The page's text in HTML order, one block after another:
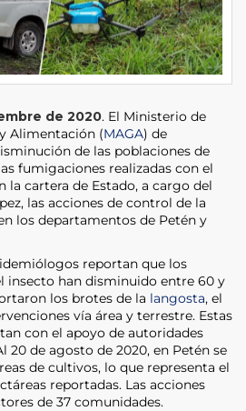
de 2020. El Ministerio de
Alimentación (MAGA) de
de las poblaciones de
fumigaciones realizadas con el
la cartera de Estado, a cargo del
las acciones de control de la
los departamentos de Petén y
reportan que los
insecto han disminuido entre 60 y
los brotes de la langosta, el
vía área y terrestre. Estas
con el apoyo de autoridades
20 de agosto de 2020, en Petén se
de cultivos, lo que representa el
reportadas. Las acciones
de 37 comunidades.